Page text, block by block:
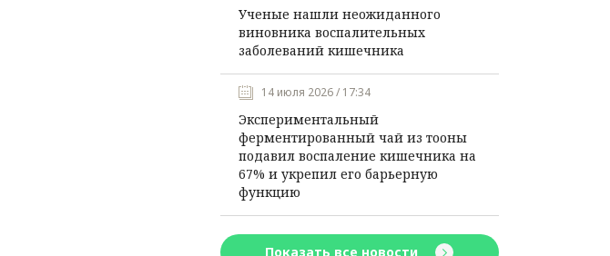
Ученые нашли неожиданного
виновника воспалительных
заболеваний кишечника
14 июля 2026 / 17:34
Экспериментальный
ферментированный чай из тооны
подавил воспаление кишечника на
67% и укрепил его барьерную
функцию
Показать все новости